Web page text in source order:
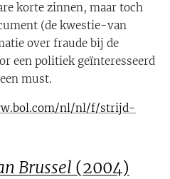
korte zinnen, maar toch
(de kwestie-van
over fraude bij de
een politiek geïnteresseerd
must.
nl/nl/f/strijd-
Brussel (2004)